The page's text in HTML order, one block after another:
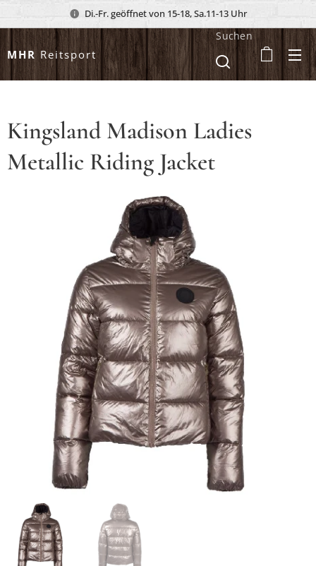
Di.-Fr. geöffnet von 15-18, Sa.11-13 Uhr
MHR Reitsport
Suchen
Kingsland Madison Ladies
Metallic Riding Jacket